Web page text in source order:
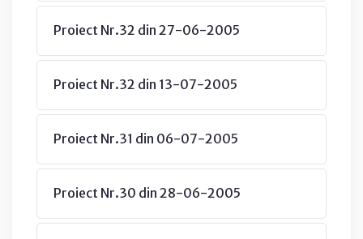
Proiect Nr.32 din 27-06-2005
Proiect Nr.32 din 13-07-2005
Proiect Nr.31 din 06-07-2005
Proiect Nr.30 din 28-06-2005